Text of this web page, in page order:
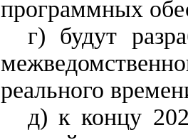
программных
г) будут
реального
д) к концу